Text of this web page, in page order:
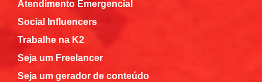
Atendimento Emergencial
Social Influencers
Trabalhe na K2
Seja um Freelancer
Seja um gerador de conteúdo